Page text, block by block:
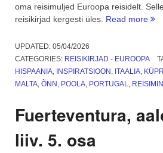
oma reisimuljed Euroopa reisidelt.
reisikirjad kergesti üles. Read more
UPDATED: 05/04/2026
CATEGORIES: REISIKIRJAD - EUROOPA
HISPAANIA, INSPIRATSIOON , ITAALIA,
MALTA, ÕNN , POOLA, PORTUGAL,
Fuerteventura,
liiv. 5. osa